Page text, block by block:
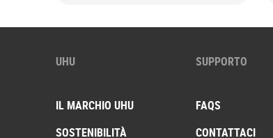
UHU
IL MARCHIO UHU
SOSTENIBILITÀ
SUPPORTO
FAQS
CONTATTACI